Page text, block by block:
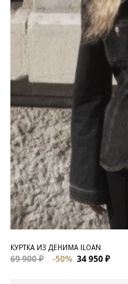
КУРТКА ИЗ ДЕНИМА ILOAN
69 900 ₽ -50% 34 950 ₽